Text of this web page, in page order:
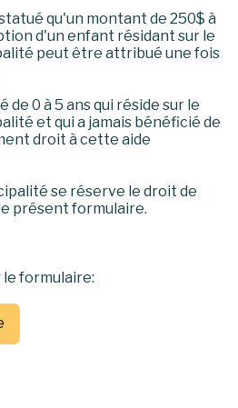
qu'un montant de 250$ à
d'un enfant résidant sur le
peut être attribué une fois
de 0 à 5 ans qui réside sur le
et qui a jamais bénéficié de
droit à cette aide
se réserve le droit de
présent formulaire.
formulaire: